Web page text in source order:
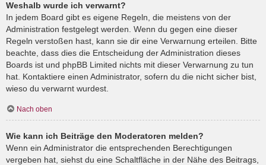
Weshalb wurde ich verwarnt?
In jedem Board gibt es eigene Regeln, die meistens von der
Administration festgelegt werden. Wenn du gegen eine dieser
Regeln verstoßen hast, kann sie dir eine Verwarnung erteilen. Bitte
beachte, dass dies die Entscheidung der Administration dieses
Boards ist und phpBB Limited nichts mit dieser Verwarnung zu tun
hat. Kontaktiere einen Administrator, sofern du die nicht sicher bist,
wieso du verwarnt wurdest.
Nach oben
Wie kann ich Beiträge den Moderatoren melden?
Wenn ein Administrator die entsprechenden Berechtigungen
vergeben hat, siehst du eine Schaltfläche in der Nähe des Beitrags,